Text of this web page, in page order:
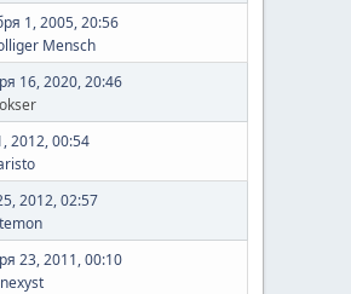
1, 2005, 20:56
Mensch
16, 2020, 20:46
2012, 00:54
2012, 02:57
23, 2011, 00:10